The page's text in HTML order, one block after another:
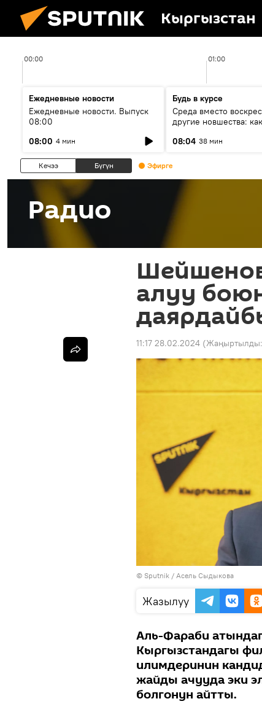
Кыргызстан
00:00 01:00
Ежедневные новости
Ежедневные новости. Выпуск
08:00
08:00 4 мин
Будь в курсе
Среда вместо
другие новшества:
08:04 38 мин
Кечээ Бүгүн Эфирге
Радио
алуу
11:17 28.02.2024 (Жаңыртылды:
© Sputnik / Асель Сыдыкова
Жазылуу
Аль-Фараби
Кыргызстандагы
илимдеринин
жайды ачууда эки
болгонун айтты.